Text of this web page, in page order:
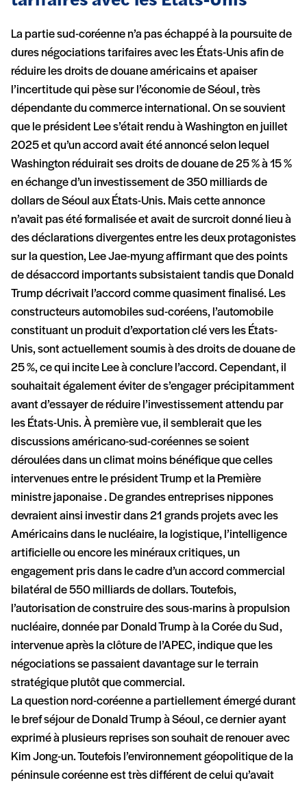
La partie sud-coréenne n’a pas échappé à la poursuite de
dures négociations tarifaires avec les États-Unis afin de
réduire les droits de douane américains et apaiser
l’incertitude qui pèse sur l’économie de Séoul, très
dépendante du commerce international. On se souvient
que le président Lee s’était rendu à Washington en juillet
2025 et qu’un accord avait été annoncé selon lequel
Washington réduirait ses droits de douane de 25 % à 15 %
en échange d’un investissement de 350 milliards de
dollars de Séoul aux États-Unis. Mais cette annonce
n’avait pas été formalisée et avait de surcroit donné lieu à
des déclarations divergentes entre les deux protagonistes
sur la question, Lee Jae-myung affirmant que des points
de désaccord importants subsistaient tandis que Donald
Trump décrivait l’accord comme quasiment finalisé. Les
constructeurs automobiles sud-coréens, l’automobile
constituant un produit d’exportation clé vers les États-
Unis, sont actuellement soumis à des droits de douane de
25 %, ce qui incite Lee à conclure l’accord. Cependant, il
souhaitait également éviter de s’engager précipitamment
avant d’essayer de réduire l’investissement attendu par
les États-Unis. À première vue, il semblerait que les
discussions américano-sud-coréennes se soient
déroulées dans un climat moins bénéfique que celles
intervenues entre le président Trump et la Première
ministre japonaise . De grandes entreprises nippones
devraient ainsi investir dans 21 grands projets avec les
Américains dans le nucléaire, la logistique, l’intelligence
artificielle ou encore les minéraux critiques, un
engagement pris dans le cadre d’un accord commercial
bilatéral de 550 milliards de dollars. Toutefois,
l’autorisation de construire des sous-marins à propulsion
nucléaire, donnée par Donald Trump à la Corée du Sud,
intervenue après la clôture de l’APEC, indique que les
négociations se passaient davantage sur le terrain
stratégique plutôt que commercial.
La question nord-coréenne a partiellement émergé durant
le bref séjour de Donald Trump à Séoul, ce dernier ayant
exprimé à plusieurs reprises son souhait de renouer avec
Kim Jong-un. Toutefois l’environnement géopolitique de la
péninsule coréenne est très différent de celui qu’avait